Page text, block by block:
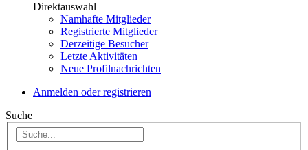
Direktauswahl
Namhafte Mitglieder
Registrierte Mitglieder
Derzeitige Besucher
Letzte Aktivitäten
Neue Profilnachrichten
Anmelden oder registrieren
Suche